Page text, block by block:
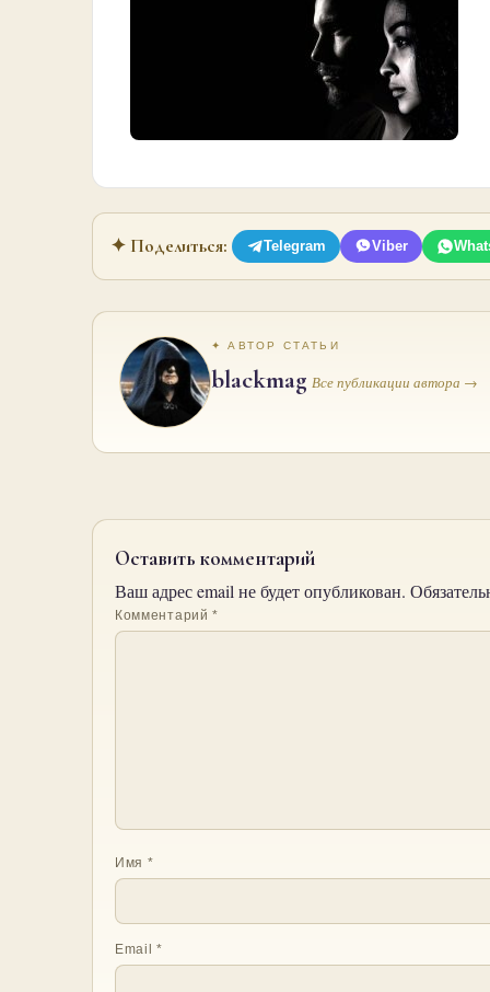
✦ Поделиться: Telegram Viber
✦ АВТОР СТАТЬИ
blackmag Все публикации автора →
Оставить комментарий
Ваш адрес email не будет опубликован.
Комментарий*
Имя *
Email*